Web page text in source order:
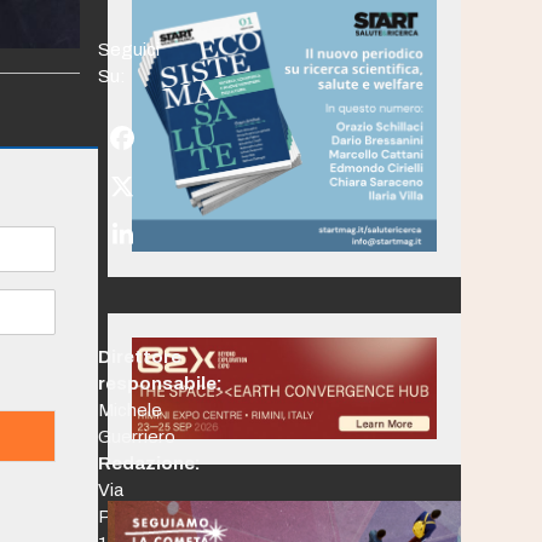
Seguici
Su:
Facebook
Twitter
(deprecated)
LinkedIn
Direttore
responsabile:
Michele
Guerriero
Redazione:
Via
Po,